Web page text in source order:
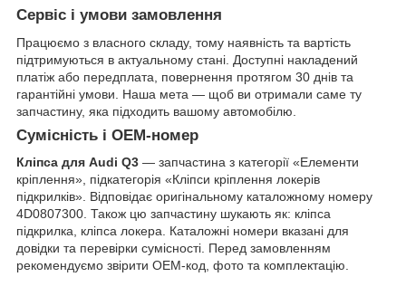
Сервіс і умови замовлення
Працюємо з власного складу, тому наявність та вартість
підтримуються в актуальному стані. Доступні накладений
платіж або передплата, повернення протягом 30 днів та
гарантійні умови. Наша мета — щоб ви отримали саме ту
запчастину, яка підходить вашому автомобілю.
Сумісність і OEM-номер
Кліпса для Audi Q3 — запчастина з категорії «Елементи
кріплення», підкатегорія «Кліпси кріплення локерів
підкрилків». Відповідає оригінальному каталожному номеру
4D0807300. Також цю запчастину шукають як: кліпса
підкрилка, кліпса локера. Каталожні номери вказані для
довідки та перевірки сумісності. Перед замовленням
рекомендуємо звірити OEM-код, фото та комплектацію.